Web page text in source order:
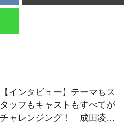
【インタビュー】テーマもス
タッフもキャストもすべてが
チャレンジング！ 成田凌が